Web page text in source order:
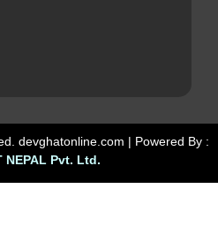
devghatonline.com | Powered By :
NEPAL Pvt. Ltd.